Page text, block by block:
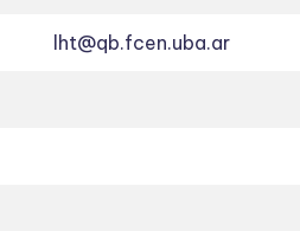
lht@qb.fcen.uba.ar